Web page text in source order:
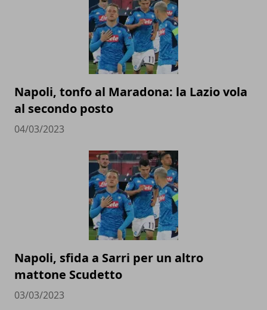
Napoli, tonfo al Maradona: la Lazio vola
al secondo posto
04/03/2023
Napoli, sfida a Sarri per un altro
mattone Scudetto
03/03/2023